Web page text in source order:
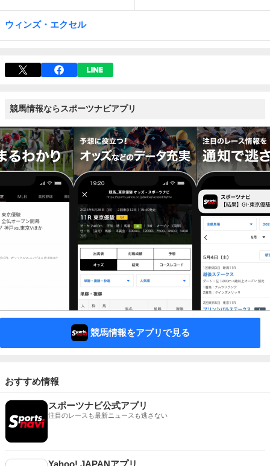
ウィンズ・エクセル
競馬情報ならスポーツナビアプリ
競馬情報をアプリで見る
おすすめ情報
スポーツナビ公式アプリ
注目のレースも最新ニュースも逃さない
Yahoo! JAPANアプリ